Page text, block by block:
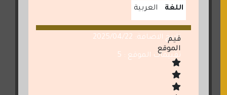
اللغة العربية
تاريخ الاضافة: 2025/04/22
تقييمات الموقع : 5
قيم
الموقع